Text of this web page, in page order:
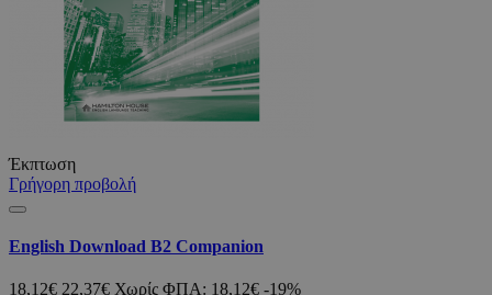
Έκπτωση
Γρήγορη προβολή
English Download B2 Companion
18,12€ 22,37€ Χωρίς ΦΠΑ: 18,12€ -19%